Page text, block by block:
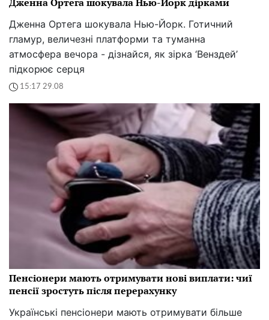
Дженна Ортега шокувала Нью-Йорк. Готичний
гламур, величезні платформи та туманна
атмосфера вечора - дізнайся, як зірка ‘Венздей’
підкорює серця
15:17 29.08
Пенсіонери мають отримувати нові виплати: чиї
пенсії зростуть після перерахунку
Українські пенсіонери мають отримувати більше